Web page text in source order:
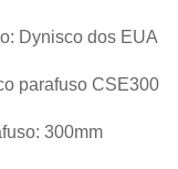
Dynisco dos EUA
parafuso CSE300
300mm